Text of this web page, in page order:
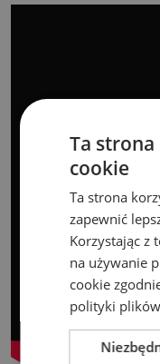
Ta
cookie
Ta strona
zapewnić
Korzystając z
na używanie
cookie
polityki